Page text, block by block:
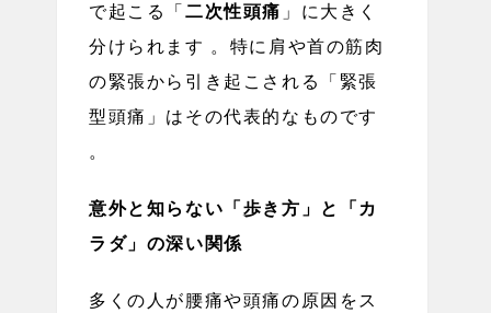
で起こる「 二次性頭痛 」に大きく
分けられます 。特に肩や首の筋肉
の緊張から引き起こされる「緊張
型頭痛」はその代表的なものです
。
意外と知らない「歩き方」と「カ
ラダ」の深い関係
多くの人が腰痛や頭痛の原因をス